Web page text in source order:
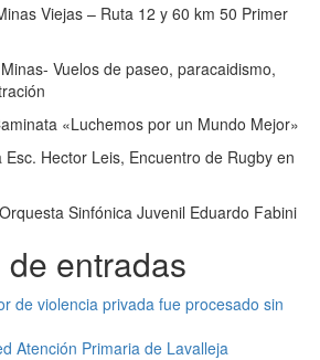
Viejas – Ruta 12 y 60 km 50 Primer
Vuelos de paseo, paracaidismo,
«Luchemos por un Mundo Mejor»
Hector Leis, Encuentro de Rugby en
Sinfónica Juvenil Eduardo Fabini
entradas
de violencia privada fue procesado sin
Atención Primaria de Lavalleja